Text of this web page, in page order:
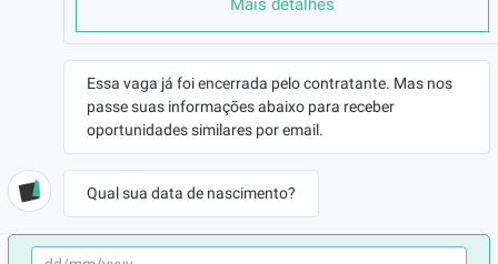
REMUNERAÇÃO
R$2189,87
VAGA AFIRMATIVA
Não
Construção Civil
BENEFÍCIOS
a combinar
Mais detalhes
Essa vaga já foi encerrada pelo contratante. Mas nos
passe suas informações abaixo para receber
oportunidades similares por email.
Qual sua data de nascimento?